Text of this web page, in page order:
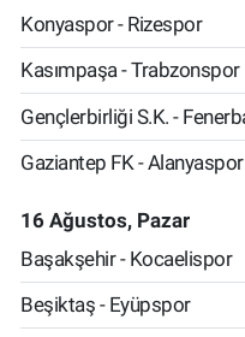
Konyaspor - Rizespor
Kasımpaşa - Trabzonspor
Gençlerbirliği S.K. -
Gaziantep FK - Alanyaspor
16 Ağustos, Pazar
Başakşehir - Kocaelispor
Beşiktaş - Eyüpspor